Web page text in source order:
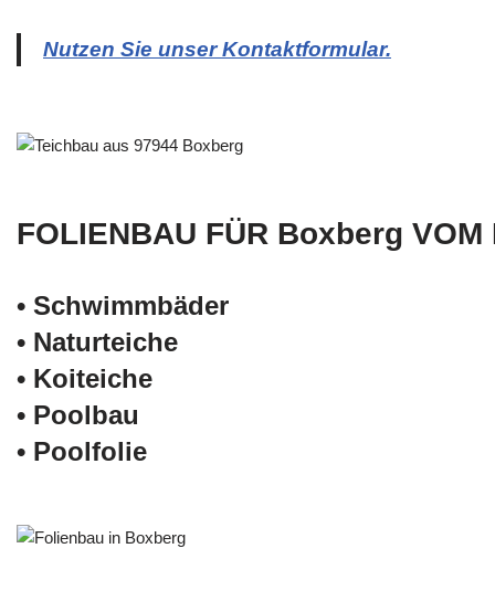
Nutzen Sie unser Kontaktformular.
FOLIENBAU FÜR Boxberg VOM
• Schwimm­bäder
• Naturteiche
• Koiteiche
• Poolbau
• Poolfolie